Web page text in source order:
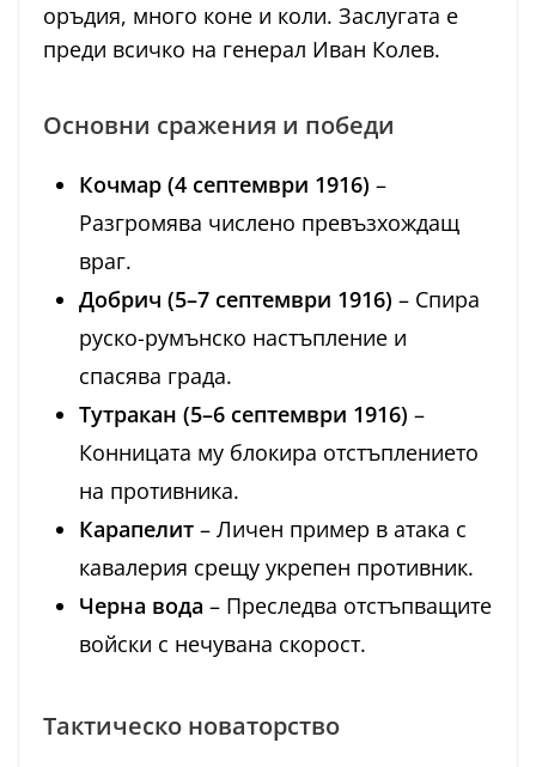
оръдия, много коне и коли. Заслугата е
преди всичко на генерал Иван Колев.
Основни сражения и победи
Кочмар (4 септември 1916) –
Разгромява числено превъзхождащ
враг.
Добрич (5–7 септември 1916) – Спира
руско-румънско настъпление и
спасява града.
Тутракан (5–6 септември 1916) –
Конницата му блокира отстъплението
на противника.
Карапелит – Личен пример в атака с
кавалерия срещу укрепен противник.
Черна вода – Преследва отстъпващите
войски с нечувана скорост.
Тактическо новаторство